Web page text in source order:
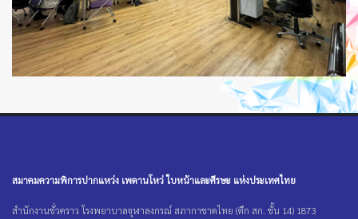
สมาคมความพิการปากแหว่ง เพดานโหว่ ใบหน้าและศีรษะ แห่งประเทศไทย
สำนักงานชั่วคราว โรงพยาบาลจุฬาลงกรณ์ สภากาชาดไทย (ตึก สก. ชั้น 14) 1873